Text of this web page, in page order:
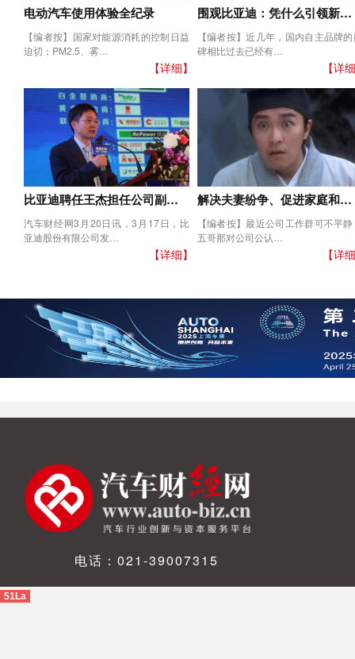
电动汽车使用体验全纪录
【编者按】国家对能源消耗的控制日益
迫切；PM2.5、雾…
【详细】
围观比亚迪：凭什么引领新…
【编者按】近几年，国内自主品牌
碑相比过去已经有…
【详
比亚迪聘任王杰担任公司副…
汽车财经网3月20日讯，3月17日，比
亚迪股份有限公司发…
【详细】
解决夫妻纷争、促进家庭和…
【编者按】最近公司工作群可不平
五哥那对公司公认…
【详
电话：021-39007315
51La